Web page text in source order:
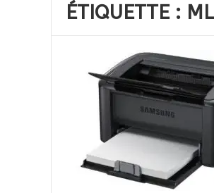
ÉTIQUETTE :